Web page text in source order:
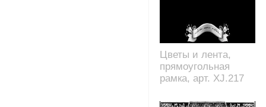
Цветы и лента,
прямоугольная
рамка, арт. XJ.217